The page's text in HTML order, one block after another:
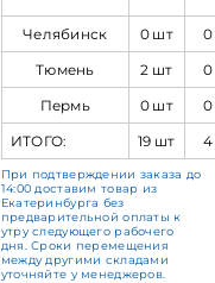
Челябинск 0 шт
Тюмень
2 шт
Пермь
0 шт
ИТОГО:
19 шт
При подтверждении заказа до
14:00 доставим товар из
Екатеринбурга без
предварительной оплаты к
утру следующего рабочего
дня. Сроки перемещения
между другими складами
уточняйте у менеджеров.